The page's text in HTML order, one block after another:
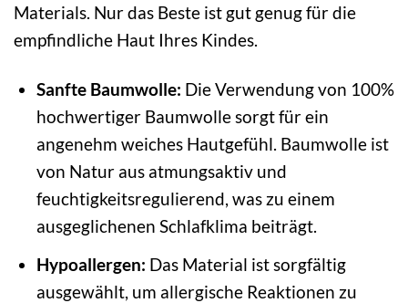
Materials. Nur das Beste ist gut genug für die
empfindliche Haut Ihres Kindes.
Sanfte Baumwolle: Die Verwendung von 100%
hochwertiger Baumwolle sorgt für ein
angenehm weiches Hautgefühl. Baumwolle ist
von Natur aus atmungsaktiv und
feuchtigkeitsregulierend, was zu einem
ausgeglichenen Schlafklima beiträgt.
Hypoallergen: Das Material ist sorgfältig
ausgewählt, um allergische Reaktionen zu